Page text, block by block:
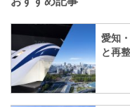
愛知
と再